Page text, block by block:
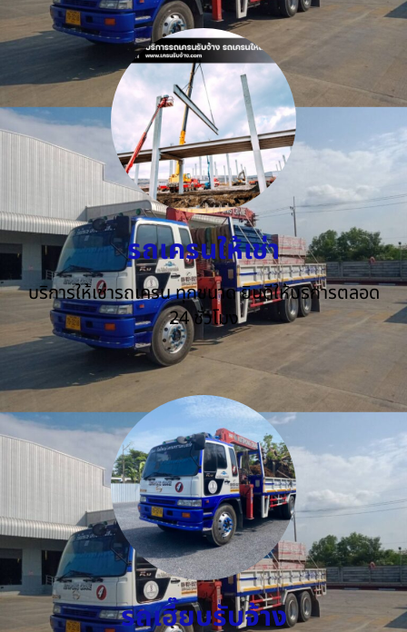
รถเครนให้เช่า
บริการให้เช่ารถเครน ทุกขนาด ยินดีให้บริการตลอด
24 ชั่วโมง
รถเฮี๊ยบรับจ้าง